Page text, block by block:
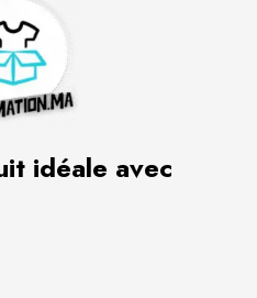
idéale avec